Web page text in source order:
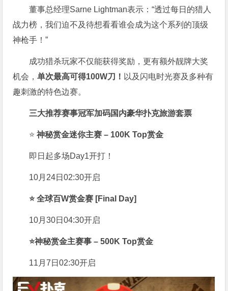
董事总经理Sarne Lightman表示：“透过每日的猎人
战力榜，我们迫不及待想看看谁会成为这个系列的顶级
神枪手！”
成功猎杀玩家不仅能获得奖励，更有额外靓牌大奖
机会，单次最高可得100W刀！ 以及闪电时光赛及多种有
趣刺激的特色边赛。
三大推荐赛事冠军加码国内豪华扑克旅游套票
⭐神秘赏金迷你主赛 – 100K Top赏金
即日起多场Day1开打！
10月24日02:30开启
⭐全球百W赏金赛 [Final Day]
10月30日04:30开启
⭐神秘赏金主赛事 – 500K Top赏金
11月7日02:30开启